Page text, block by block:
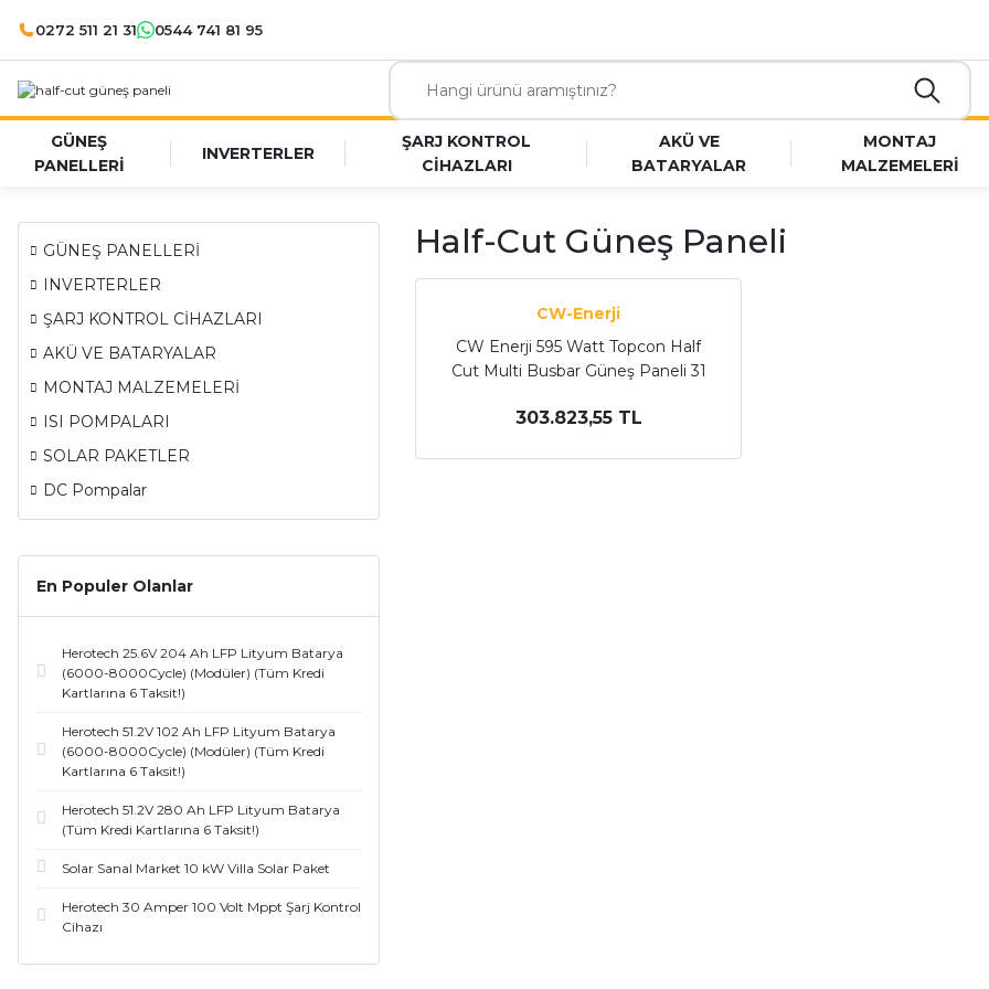
0272 511 21 31 0544 741 81 95
GÜNEŞ
PANELLERİ
INVERTERLER
ŞARJ KONTROL
CİHAZLARI
AKÜ VE
BATARYALAR
MONTAJ
MALZEMELERİ
GÜNEŞ PANELLERİ
INVERTERLER
ŞARJ KONTROL CİHAZLARI
AKÜ VE BATARYALAR
MONTAJ MALZEMELERİ
ISI POMPALARI
SOLAR PAKETLER
DC Pompalar
En Populer Olanlar
Herotech 25.6V 204 Ah LFP Lityum Batarya
(6000-8000Cycle) (Modüler) (Tüm Kredi
Kartlarına 6 Taksit!)
Herotech 51.2V 102 Ah LFP Lityum Batarya
(6000-8000Cycle) (Modüler) (Tüm Kredi
Kartlarına 6 Taksit!)
Herotech 51.2V 280 Ah LFP Lityum Batarya
(Tüm Kredi Kartlarına 6 Taksit!)
Solar Sanal Market 10 kW Villa Solar Paket
Herotech 30 Amper 100 Volt Mppt Şarj Kontrol
Cihazı
Half-Cut Güneş Paneli
CW-Enerji
CW Enerji 595 Watt Topcon Half
Cut Multi Busbar Güneş Paneli 31
303.823,55 TL